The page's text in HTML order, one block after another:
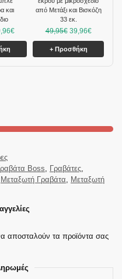
και
€
από Μετάξι και Βισκόζη
33 εκ.
49,95€ 39,96€
+ Προσθήκη
Boss, Γραβάτες,
Μεταξωτή Γραβάτα, Μεταξωτή
αποσταλούν τα προϊόντα σας